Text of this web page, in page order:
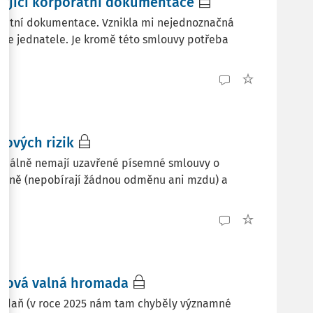
dokumentace. Vznikla mi nejednoznačná
jednatele. Je kromě této smlouvy potřeba
rizik
nemají uzavřené písemné smlouvy o
(nepobírají žádnou odměnu ani mzdu) a
valná hromada
(v roce 2025 nám tam chyběly významné